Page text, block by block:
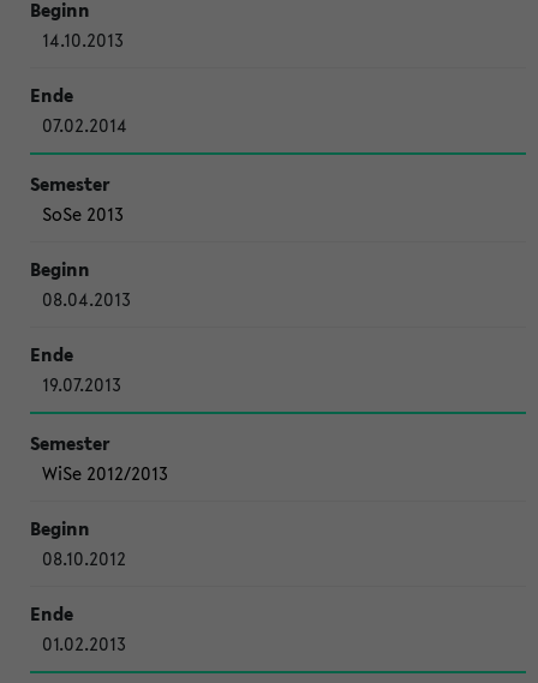
14.10.2013
07.02.2014
SoSe 2013
08.04.2013
19.07.2013
WiSe 2012/2013
08.10.2012
01.02.2013